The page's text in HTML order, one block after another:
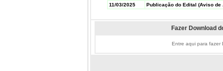
11/03/2025 Publicação do Edital (Aviso de
Fazer Download
Entre aqui para fazer